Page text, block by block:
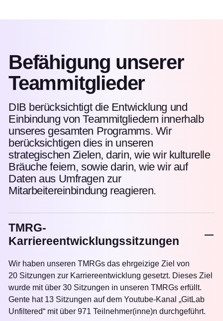
Befähigung unserer
Teammitglieder
DIB berücksichtigt die Entwicklung und
Einbindung von Teammitgliedern innerhalb
unseres gesamten Programms. Wir
berücksichtigen dies in unseren
strategischen Zielen, darin, wie wir kulturelle
Bräuche feiern, sowie darin, wie wir auf
Daten aus Umfragen zur
Mitarbeitereinbindung reagieren.
TMRG-
Karriereentwicklungssitzungen
Wir haben unseren TMRGs das ehrgeizige Ziel von
20 Sitzungen zur Karriereentwicklung gesetzt. Dieses Ziel
wurde mit über 30 Sitzungen in unseren TMRGs erfüllt.
Gente hat 13 Sitzungen auf dem Youtube-Kanal „GitLab
Unfiltered“ mit über 971 Teilnehmer(inne)n durchgeführt.